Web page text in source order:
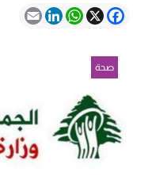
Facebook
X
WhatsApp
LinkedIn
Email
صحة